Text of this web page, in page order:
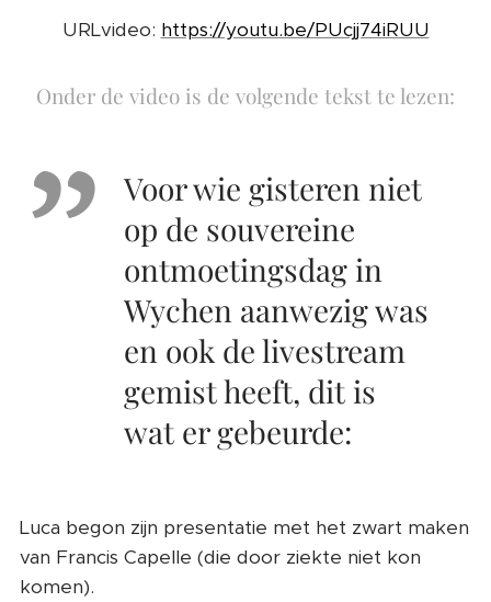
URLvideo: https://youtu.be/PUcjj74iRUU
Onder de video is de volgende tekst te lezen:
Voor wie gisteren niet
op de souvereine
ontmoetingsdag in
Wychen aanwezig was
en ook de livestream
gemist heeft, dit is
wat er gebeurde:
Luca begon zijn presentatie met het zwart maken
van Francis Capelle (die door ziekte niet kon
komen).